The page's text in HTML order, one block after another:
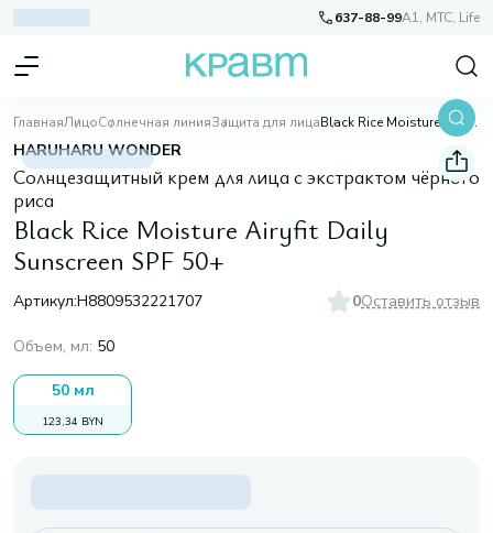
637-88-99A1, МТС, Life
ГлавнаяЛицоСолнечная линияЗащита для лица Black Rice Moisture Airyfit Daily Sunscreen SPF 50+
HARUHARU WONDER
Солнцезащитный крем для лица с экстрактом чёрного
риса
Black Rice Moisture Airyfit Daily
Sunscreen SPF 50+
Артикул:H8809532221707 0Оставить отзыв
Объем, мл: 50
50 мл
123,34 BYN